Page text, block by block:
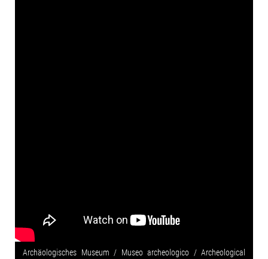
Archäologisches Museum / Museo archeologico / Archeological